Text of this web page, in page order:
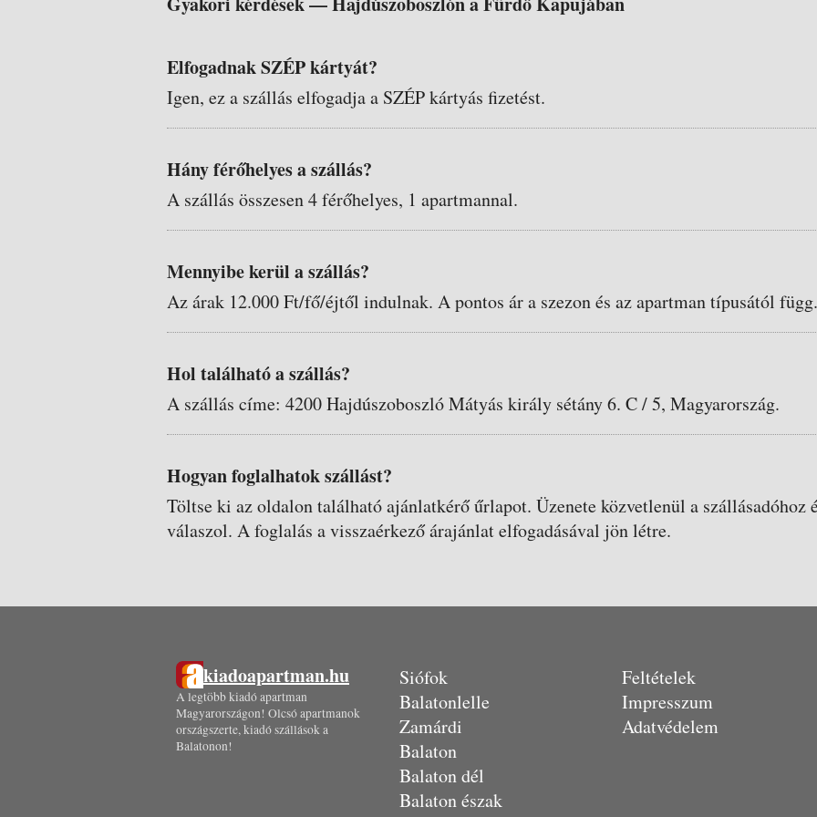
Elfogadnak SZÉP kártyát?
Igen, ez a szállás elfogadja a SZÉP kártyás fizetést.
Hány férőhelyes a szállás?
A szállás összesen 4 férőhelyes, 1 apartmannal.
Mennyibe kerül a szállás?
Az árak 12.000 Ft/fő/éjtől indulnak. A pontos ár a szezon és az apartman típusától függ.
Hol található a szállás?
A szállás címe: 4200 Hajdúszoboszló Mátyás király sétány 6. C / 5, Magyarország.
Hogyan foglalhatok szállást?
Töltse ki az oldalon található ajánlatkérő űrlapot. Üzenete közvetlenül a
válaszol. A foglalás a visszaérkező árajánlat elfogadásával jön létre.
kiadoapartman.hu
A legtöbb kiadó apartman
Magyarországon! Olcsó apartmanok
országszerte, kiadó szállások a
Balatonon!
Siófok
Balatonlelle
Zamárdi
Balaton
Balaton dél
Balaton észak
Feltételek
Impresszum
Adatvédelem